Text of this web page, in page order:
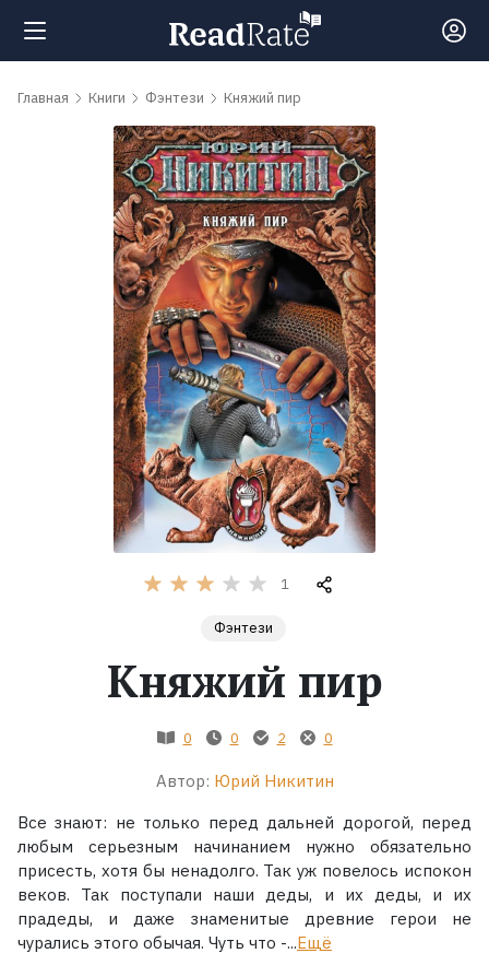
Поиск
Рейтинги
обсуждаемые
Главная Книги Фэнтези Княжий пир
1
Фэнтези
Княжий пир
0 0 2 0
Автор: Юрий Никитин
Все знают: не только перед дальней дорогой, перед
любым серьезным начинанием нужно обязательно
присесть, хотя бы ненадолго. Так уж повелось испокон
веков. Так поступали наши деды, и их деды, и их
прадеды, и даже знаменитые древние герои не
чурались этого обычая. Чуть что -...Ещё